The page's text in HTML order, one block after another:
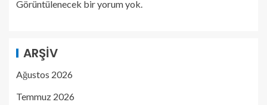
Görüntülenecek bir yorum yok.
ARŞIV
Ağustos 2026
Temmuz 2026